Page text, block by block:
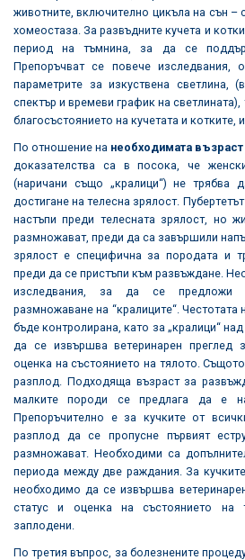
животните, включително цикъла на сън –
хомеостаза. За развъдните кучета и
период на тъмнина, за да се
Препоръчват се повече изследвания,
параметрите за изкуствена светлина,
спектър и времеви график на светлината),
благосъстоянието на кучетата и котките,
По отношение на необходимата
доказателства са в посока, че
(наричани също „кралици“) не трябва
достигане на телесна зрялост.
настъпи преди телесната зрялост, но
размножават, преди да са завършили
зрялост е специфична за породата и
преди да се пристъпи към развъждане.
изследвания, за да се предложи
размножаване на “кралиците“. Честотата
бъде контролирана, като за „кралици“
да се извършва ветеринарен преглед
оценка на състоянието на тялото.
разплод. Подходяща възраст за
малките породи се предлага да е
Препоръчително е за кучките от
разплод да се пропусне първият
размножават. Необходими са
периода между две раждания. За
необходимо да се извършва
статус и оценка на състоянието на
заплодени.
По третия въпрос, за болезнените